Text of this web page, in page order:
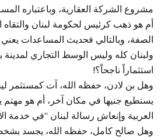
مشروع الشركة العقارية، وباعتباره
أم هو ذهب كرئيس لحكومة لبنان والتقاه
الصفة، وبالتالي فحديث المساعدات يعني
ولبنان كله وليس الوسط التجاري
استثماراً ناجحاً؟!
وهل بن لادن، حفظه الله، آت كمستثمر
يستطيع جنيها في مكان آخر، أم هو مهتم
العربية وإنعاش رسالة لبنان “في خدمة
وهل صالح كامل، حفظه الله، يجسد